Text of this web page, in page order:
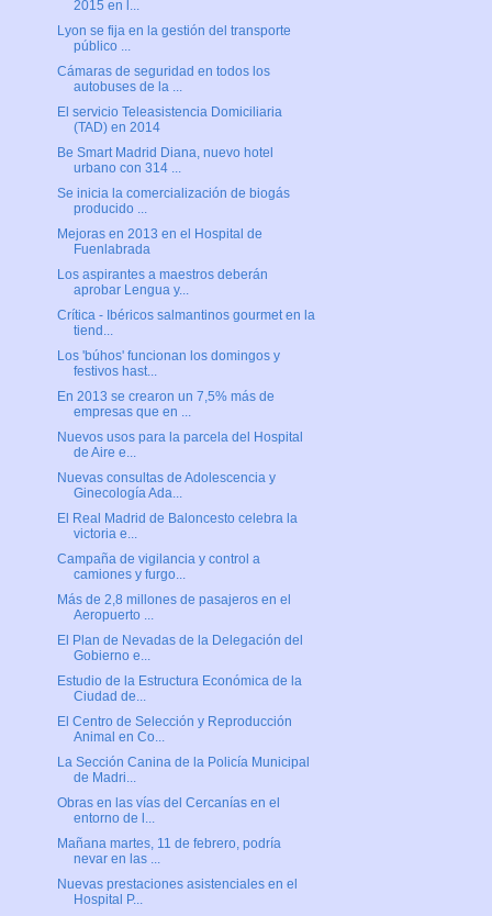
2015 en l...
Lyon se fija en la gestión del transporte
público ...
Cámaras de seguridad en todos los
autobuses de la ...
El servicio Teleasistencia Domiciliaria
(TAD) en 2014
Be Smart Madrid Diana, nuevo hotel
urbano con 314 ...
Se inicia la comercialización de biogás
producido ...
Mejoras en 2013 en el Hospital de
Fuenlabrada
Los aspirantes a maestros deberán
aprobar Lengua y...
Crítica - Ibéricos salmantinos gourmet en la
tiend...
Los 'búhos' funcionan los domingos y
festivos hast...
En 2013 se crearon un 7,5% más de
empresas que en ...
Nuevos usos para la parcela del Hospital
de Aire e...
Nuevas consultas de Adolescencia y
Ginecología Ada...
El Real Madrid de Baloncesto celebra la
victoria e...
Campaña de vigilancia y control a
camiones y furgo...
Más de 2,8 millones de pasajeros en el
Aeropuerto ...
El Plan de Nevadas de la Delegación del
Gobierno e...
Estudio de la Estructura Económica de la
Ciudad de...
El Centro de Selección y Reproducción
Animal en Co...
La Sección Canina de la Policía Municipal
de Madri...
Obras en las vías del Cercanías en el
entorno de l...
Mañana martes, 11 de febrero, podría
nevar en las ...
Nuevas prestaciones asistenciales en el
Hospital P...